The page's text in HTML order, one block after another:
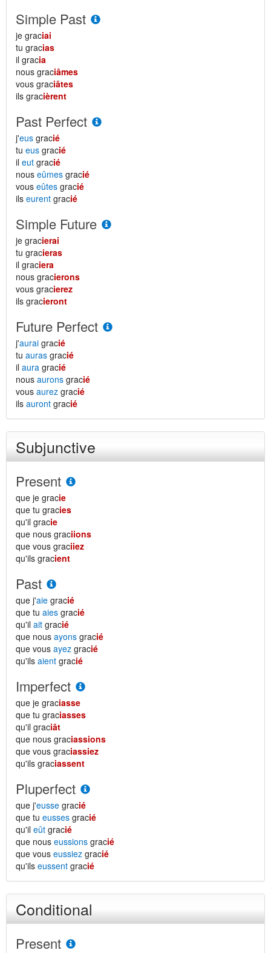
Simple Past
je graciai
tu gracias
il gracia
nous graciâmes
vous graciâtes
ils gracièrent
Past Perfect
j'eus gracié
tu eus gracié
il eut gracié
nous eûmes gracié
vous eûtes gracié
ils eurent gracié
Simple Future
je gracierai
tu gracieras
il graciera
nous gracierons
vous gracierez
ils gracieront
Future Perfect
j'aurai gracié
tu auras gracié
il aura gracié
nous aurons gracié
vous aurez gracié
ils auront gracié
Subjunctive
Present
que je gracie
que tu gracies
qu'il gracie
que nous graciions
que vous graciiez
qu'ils gracient
Past
que j'aie gracié
que tu aies gracié
qu'il ait gracié
que nous ayons gracié
que vous ayez gracié
qu'ils aient gracié
Imperfect
que je graciasse
que tu graciasses
qu'il graciât
que nous graciassions
que vous graciassiez
qu'ils graciassent
Pluperfect
que j'eusse gracié
que tu eusses gracié
qu'il eût gracié
que nous eussions gracié
que vous eussiez gracié
qu'ils eussent gracié
Conditional
Present